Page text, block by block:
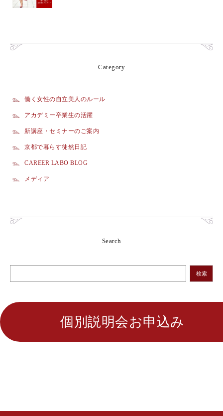
Category
働く女性の自立美人のルール
アカデミー卒業生の活躍
新講座・セミナーのご案内
京都で暮らす徒然日記
CAREER LABO BLOG
メディア
Search
検索
個別説明会お申込み